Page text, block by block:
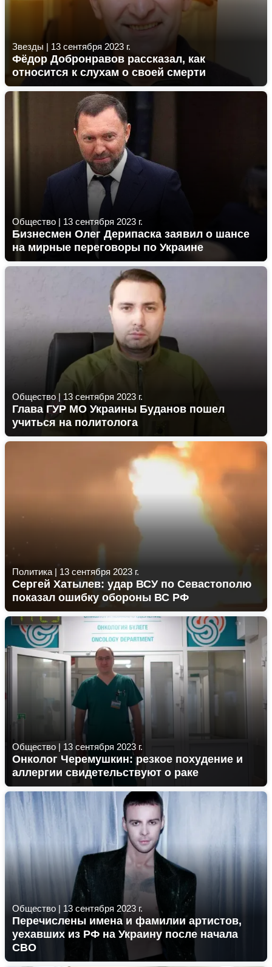
Звезды | 13 сентября 2023 г.
Фёдор Добронравов рассказал, как
относится к слухам о своей смерти
Общество | 13 сентября 2023 г.
Бизнесмен Олег Дерипаска заявил о шансе
на мирные переговоры по Украине
Общество | 13 сентября 2023 г.
Глава ГУР МО Украины Буданов пошел
учиться на политолога
Политика | 13 сентября 2023 г.
Сергей Хатылев: удар ВСУ по Севастополю
показал ошибку обороны ВС РФ
Общество | 13 сентября 2023 г.
Онколог Черемушкин: резкое похудение и
аллергии свидетельствуют о раке
Общество | 13 сентября 2023 г.
Перечислены имена и фамилии артистов,
уехавших из РФ на Украину после начала
СВО